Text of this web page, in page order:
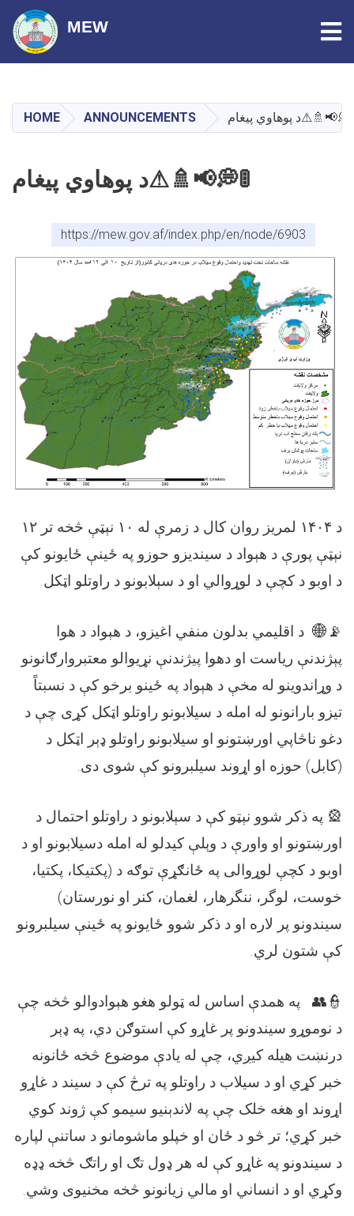
main
content
MEW
HOME ANNOUNCEMENTS پیغام⚠🚿📢💭🚦
د پوهاوي پیغام⚠🚿📢💭🚦
https://mew.gov.af/index.php/en/node/6903
د ۱۴۰۴ لمریز روان کال د زمرې له ۱۰ نېټې څخه تر ۱۲
نېټې پورې د هېواد د سیندیزو حوزو په ځينې ځایونو کې
د اوبو د کچې د لوړوالي او د سېلابونو د راوتلو اټکل.
📡🌐 د اقلیمي بدلون منفي اغیزو، د هېواد د هوا
پېژندنې ریاست او دهوا پیژندنې نړیوالو معتبروارګانونو
د وړاندوینو له مخې د هېواد په ځينو برخو کې د نسبتاً
تیزو بارانونو له امله د سيلابونو راوتلو اټکل کړی چې د
دغو ناڅاپي اورښتونو او سیلابونو راوتلو ډېر اټکل د
(کابل) حوزه او اړوند سیلبرونو کې شوی دی.
🎡 په ذکر شوو نېټو کې د سېلابونو د راوتلو احتمال د
اورښتونو او واورې د وېلې کیدلو له امله دسیلابونو او د
اوبو د کچې لوړوالی په ځانګړې توګه د (پکتیکا، پکتیا،
خوست، لوگر، ننگرهار، لغمان، کنر او نورستان)
سیندونو پر لاره او د ذکر شوو ځایونو په ځینې سیلبرونو
کې شتون لري.
👮👥 په همدې اساس له ټولو هغو هېوادوالو څخه چې
د نوموړو سیندونو پر غاړو کې استوګن دي، په ډېر
درنښت هیله کیږي، چې له یادې موضوع څخه ځانونه
خبر کړي او د سیلاب د راوتلو په ترڅ کې د سیند د غاړو
اړوند او هغه خلک چې په لاندېنیو سیمو کې ژوند کوي
خبر کړي؛ تر څو د ځان او خپلو ماشومانو د ساتنې لپاره
د سیندونو په غاړو کې له هر ډول تګ او راتګ څخه ډډه
وکړي او د انساني او مالي زیانونو څخه مخنیوی وشي.